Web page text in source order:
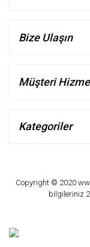
Bize Ulaşın
Müşteri
Kategoriler
Copyright © 2020
bilgileriniz